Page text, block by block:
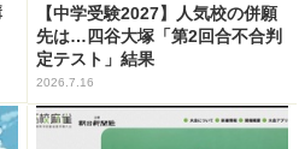
【中学受験2027】人気校の併願
先は…四谷大塚「第2回合不合判
定テスト」結果
2026.7.16